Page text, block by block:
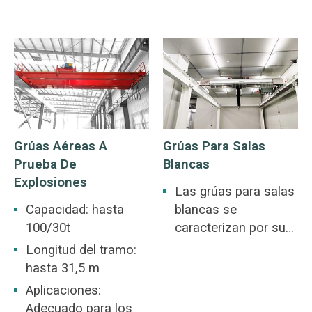
central eléctrica,
taller de la industria
ligera y textil, taller de
la industria
alimentaria.
fábrica en general.
Grúas Aéreas A
Prueba De
Explosiones
Capacidad: hasta
100/30t
Longitud del tramo:
hasta 31,5 m
Aplicaciones:
Grúas Para Salas
Blancas
Las grúas para salas
blancas se
caracterizan por su